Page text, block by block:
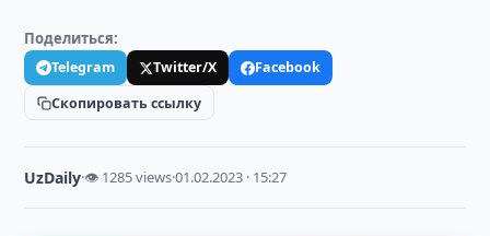
Поделиться:
Telegram Twitter/X
Facebook
Скопировать ссылку
UzDaily·👁 1285 views·01.02.2023 · 15:27